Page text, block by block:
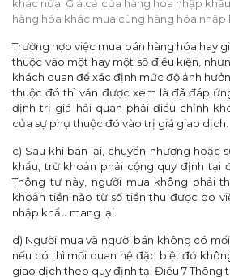
khác nữa; Giá cả của hàng hóa nhập
hàng hóa khác mua cùng hàng hóa nhập
Trường hợp việc mua bán hàng hóa hay
thuộc vào một hay một số điều kiện,
khách quan để xác định mức độ ảnh
thuộc đó thì vẫn được xem là đã đáp
định trị giá hải quan phải điều chỉnh
của sự phụ thuộc đó vào trị giá giao dịch.
c) Sau khi bán lại, chuyển nhượng hoặc
khẩu, trừ khoản phải cộng quy định tại
Thông tư này, người mua không phải
khoản tiền nào từ số tiền thu được do
nhập khẩu mang lại.
d) Người mua và người bán không có
nếu có thì mối quan hệ đặc biệt đó
giao dịch theo quy định tại Điều 7 Thông